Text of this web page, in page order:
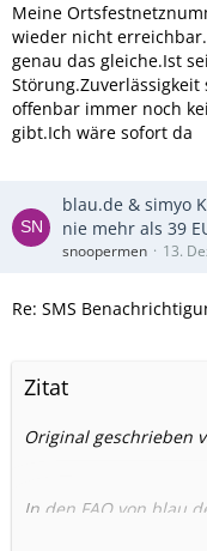
Meine
wieder nicht
genau das gleiche.Ist
Störung.Zuverlässigkeit
offenbar immer noch
gibt.Ich wäre sofort da
blau.de & simyo
nie mehr als 39
snoopermen 13.
Re: SMS
Zitat
Original geschrieben
In den FAQ von